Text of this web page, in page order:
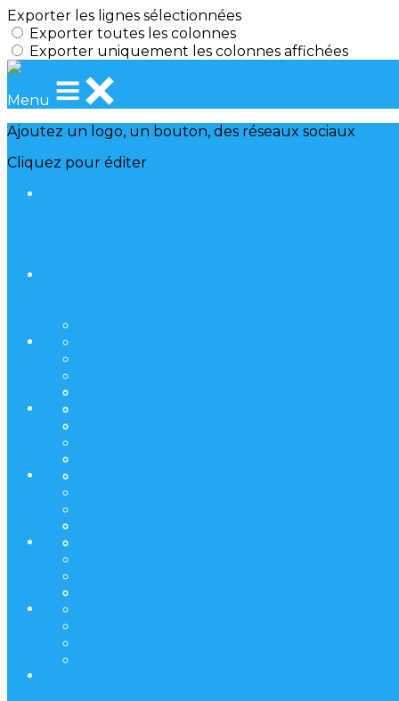
Exporter les lignes sélectionnées
Exporter toutes les colonnes
Exporter uniquement les colonnes affichées
Menu
Ajoutez un logo, un bouton, des réseaux sociaux
Cliquez pour éditer